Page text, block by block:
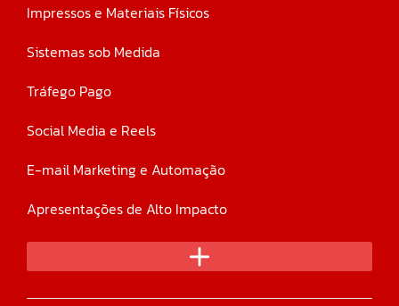
Impressos e Materiais Físicos
Sistemas sob Medida
Tráfego Pago
Social Media e Reels
E-mail Marketing e Automação
Apresentações de Alto Impacto